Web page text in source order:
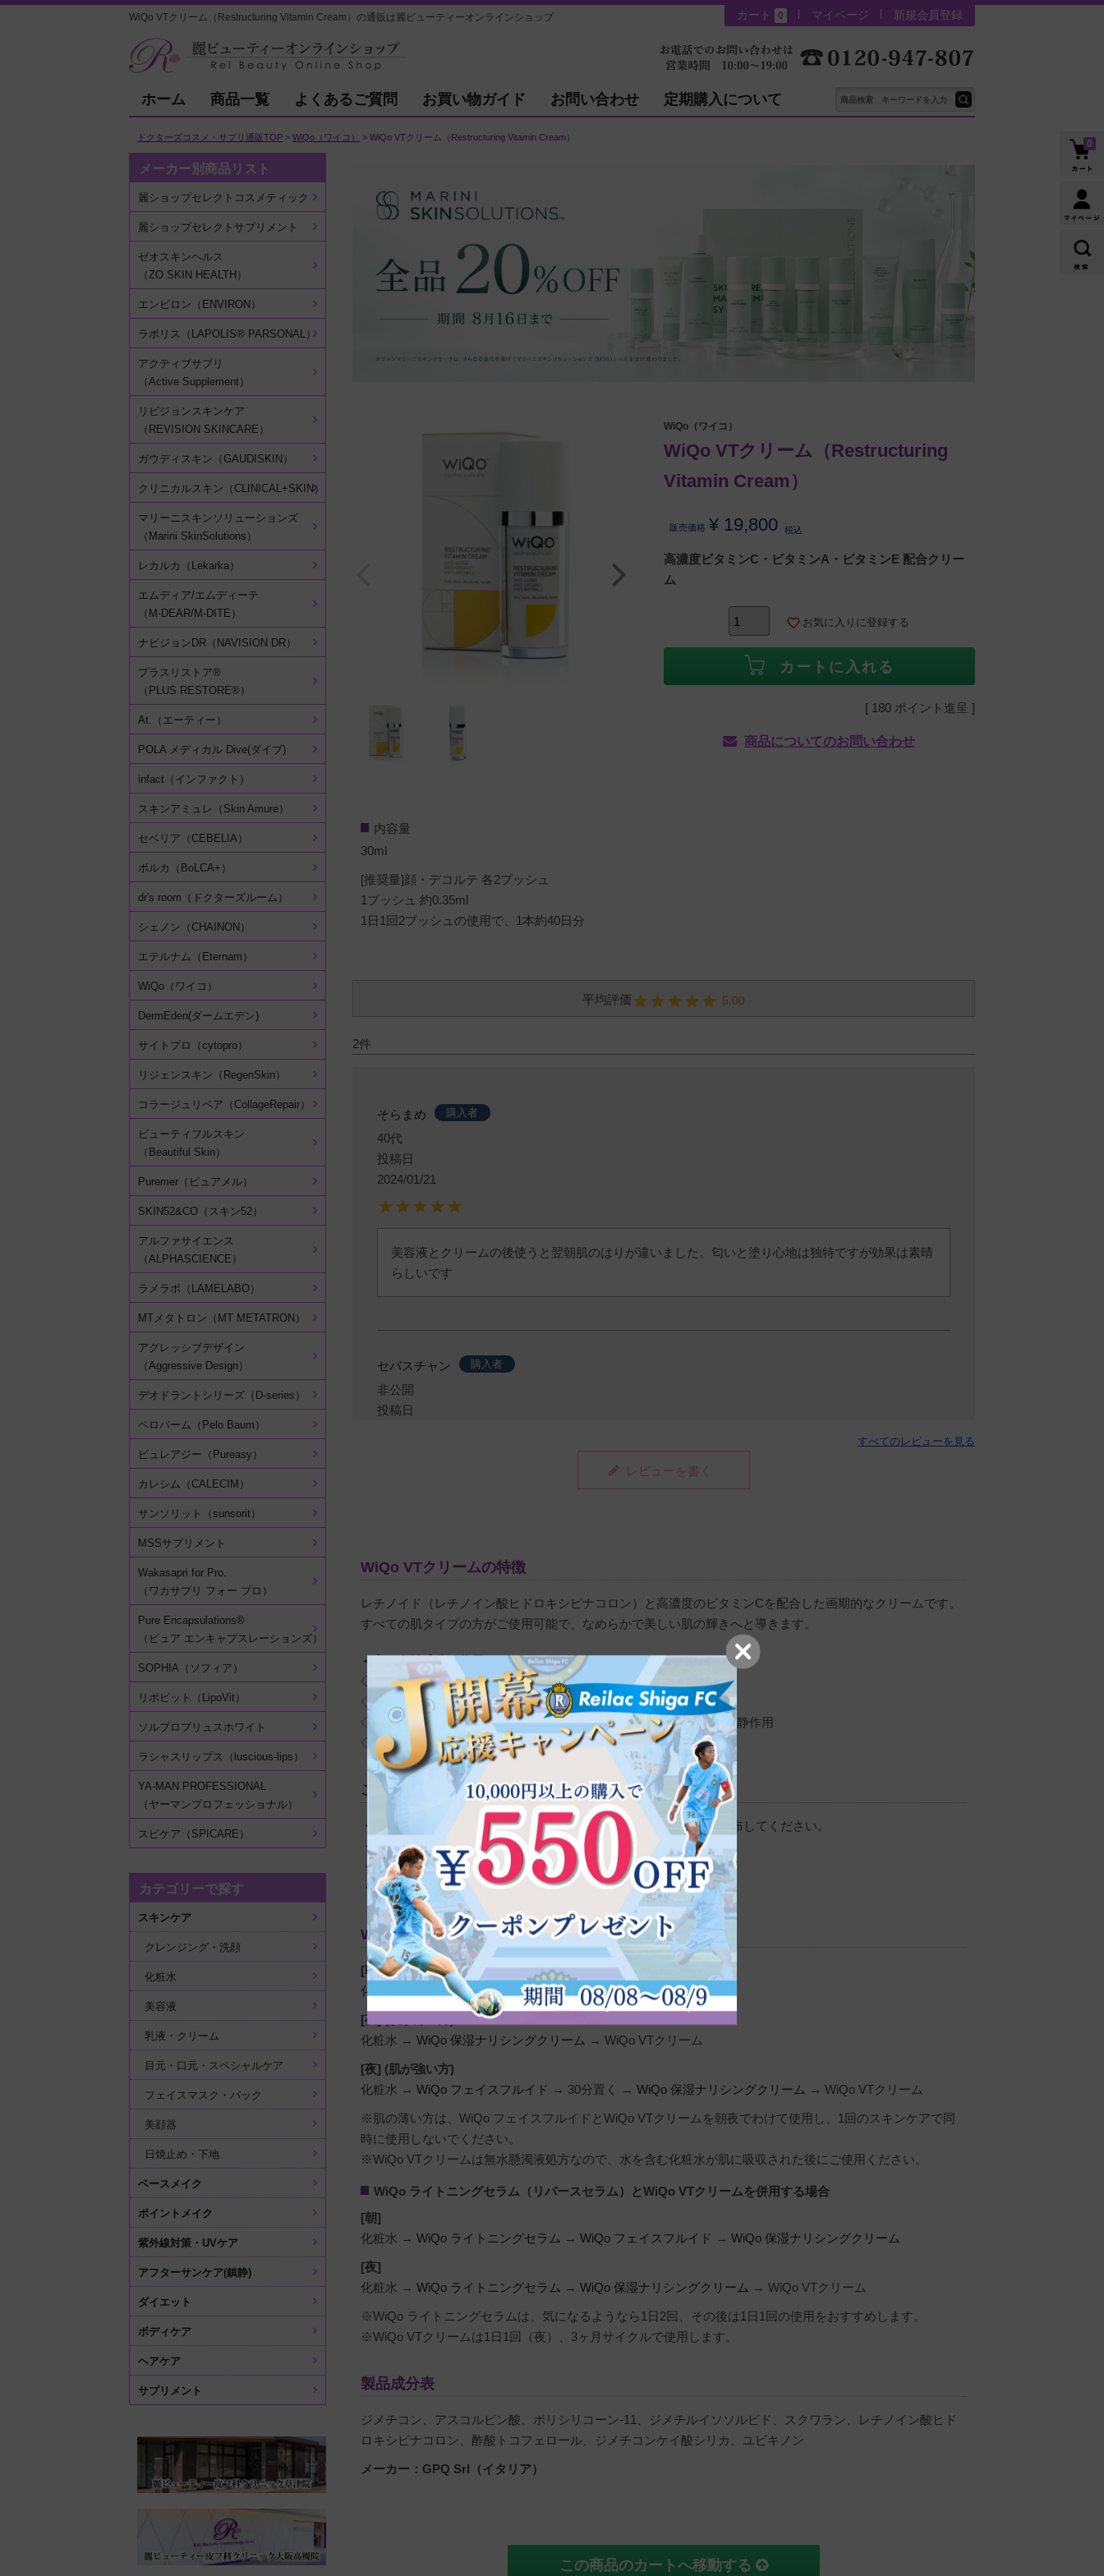
WiQo VTクリーム（Restructuring Vitamin Cream）の通販は麗ビューティーオンラインショップ カート 0 マイページ 新規会員登録
ホーム 商品一覧 よくあるご質問 お買い物ガイド お問い合わせ 定期購入について
ドクターズコスメ・サプリ通販TOP WiQo（ワイコ） WiQo VTクリーム（Restructuring Vitamin Cream）
WiQo（ワイコ）
WiQo VTクリーム（Restructuring
Vitamin Cream）
販売価格 ¥ 19,800 税込
高濃度ビタミンC・ビタミンA・ビタミンE 配合クリー
ム
お気に入りに登録する
カートに入れる
[ 180 ポイント進呈 ]
商品についてのお問い合わせ
内容量
30ml
[推奨量]顔・デコルテ 各2プッシュ
1プッシュ 約0.35ml
1日1回2プッシュの使用で、1本約40日分
5.00
2
そらまめ 購入者
40代
投稿日
2024/01/21
美容液とクリームの後使うと翌朝肌のはりが違いました。匂いと塗り心地は独特ですが効果は素晴
らしいです
セバスチャン 購入者
非公開
投稿日
すべてのレビューを見る
レビューを書く
WiQo VTクリームの特徴
レチノイド（レチノイン酸ヒドロキシピナコロン）と高濃度のビタミンCを配合した画期的なクリームです。
すべての肌タイプの方がご使用可能で、なめらかで美しい肌の輝きへと導きます。
＜主な有効成分と作用＞
◇レチノイン酸ヒドロキシピナコロン：保湿作用
◇ビタミンC（アスコルビン酸）：エモリエント作用
◇ビタミンE（酢酸トコフェロール）0.05％：エモリエント作用・鎮静作用
◇ユビキノン（コエンザイムQ10）0.01％：抗炎症作用
ご使用方法
・1日1回（夜）、清潔な状態にした顔、首、デコルテ、手の甲に塗布してください。
・初回はピリピリ感や赤みなどがでることがあります。
・3ヶ月使用し3ヶ月休止するというサイクルを繰り返します。
・長時間日光を浴びる場合は日焼け止めをご使用ください。
WiQoシリーズの使用順序
[朝] (共通)
化粧水 →
WiQo フェイスフルイド→ WiQo 保湿ナリシングクリーム
[夜] (肌が薄い方)
化粧水 → WiQo 保湿ナリシングクリーム → WiQo VTクリーム
[夜] (肌が強い方)
化粧水 → WiQo フェイスフルイド → 30分置く → WiQo 保湿ナリシングクリーム → WiQo VTクリーム
※肌の薄い方は、WiQo フェイスフルイドとWiQo VTクリームを朝夜でわけて使用し、1回のスキンケアで同
時に使用しないでください。
※WiQo VTクリームは無水懸濁液処方なので、水を含む化粧水が肌に吸収された後にご使用ください。
WiQo ライトニングセラム（リバースセラム）とWiQo VTクリームを併用する場合
[朝]
化粧水 → WiQo ライトニングセラム → WiQo フェイスフルイド → WiQo 保湿ナリシングクリーム
[夜]
化粧水 → WiQo ライトニングセラム → WiQo 保湿ナリシングクリーム → WiQo VTクリーム
※WiQo ライトニングセラムは、気になるようなら1日2回、その後は1日1回の使用をおすすめします。
※WiQo VTクリームは1日1回（夜）、3ヶ月サイクルで使用します。
製品成分表
ジメチコン、アスコルビン酸、ポリシリコーン-11、ジメチルイソソルビド、スクワラン、レチノイン酸ヒド
ロキシピナコロン、酢酸トコフェロール、ジメチコンケイ酸シリカ、ユビキノン
メーカー：GPQ Srl（イタリア）
この商品のカートへ移動する
0
メーカー別商品リスト
麗ショップセレクトコスメティック
麗ショップセレクトサプリメント
ゼオスキンヘルス
（ZO SKIN HEALTH）
エンビロン（ENVIRON）
ラポリス（LAPOLIS® PARSONAL）
アクティブサプリ
（Active Supplement）
リビジョンスキンケア
（REVISION SKINCARE）
ガウディスキン（GAUDISKIN）
クリニカルスキン（CLINICAL+SKIN）
マリーニスキンソリューションズ
（Marini SkinSolutions）
レカルカ（Lekarka）
エムディア/エムディーテ
（M-DEAR/M-DITE）
ナビジョンDR（NAVISION DR）
プラスリストア®
（PLUS RESTORE®）
At.（エーティー）
POLA メディカル Dive(ダイブ)
infact（インファクト）
スキンアミュレ（Skin Amure）
セベリア（CEBELIA）
ボルカ（BoLCA+）
dr's room（ドクターズルーム）
シェノン（CHAINON）
エテルナム（Eternam）
WiQo（ワイコ）
DermEden(ダームエデン)
サイトプロ（cytopro）
リジェンスキン（RegenSkin）
コラージュリペア（CollageRepair）
ビューティフルスキン
（Beautiful Skin）
Puremer（ピュアメル）
SKIN52&CO（スキン52）
アルファサイエンス
（ALPHASCIENCE）
ラメラボ（LAMELABO）
MTメタトロン（MT METATRON）
アグレッシブデザイン
（Aggressive Design）
デオドラントシリーズ（D-series）
ペロバーム（Pelo Baum）
ピュレアジー（Pureasy）
カレシム（CALECIM）
サンソリット（sunsorit）
MSSサプリメント
Wakasapri for Pro.
（ワカサプリ フォー プロ）
Pure Encapsulations®
（ピュア エンキャプスレーションズ）
SOPHIA（ソフィア）
リポビット（LipoVit）
ソルプロプリュスホワイト
ラシャスリップス（luscious-lips）
YA-MAN PROFESSIONAL
（ヤーマンプロフェッショナル）
スピケア（SPICARE）
カテゴリーで探す
スキンケア
クレンジング・洗顔
化粧水
美容液
乳液・クリーム
目元・口元・スペシャルケア
フェイスマスク・パック
美顔器
日焼止め・下地
ベースメイク
ポイントメイク
紫外線対策・UVケア
アフターサンケア(鎮静)
ダイエット
ボディケア
ヘアケア
サプリメント